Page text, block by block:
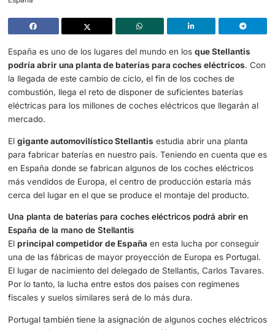
Stellantis podría abrir una planta de baterías para coches
España
España es uno de los lugares del mundo en losque
podría abrir una planta de baterías para coches
la llegada de este cambio de ciclo, el fin de los coches
combustión, llega el reto de disponer de suficientes
eléctricas para los millones de coches eléctricos que
mercado.
Elgigante automovilístico Stellantisestudia abrir una
para fabricar baterías en nuestro país. Teniendo en
en España donde se fabrican algunos de los coches
más vendidos de Europa, el centro de producción
cerca del lugar en el que se produce el montaje del
Una planta de baterías para coches eléctricos podrá
España de la mano de Stellantis